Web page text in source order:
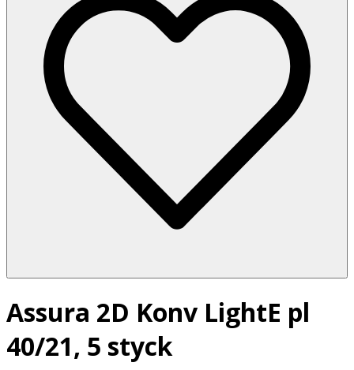
Assura 2D Konv LightE pl
40/21, 5 styck